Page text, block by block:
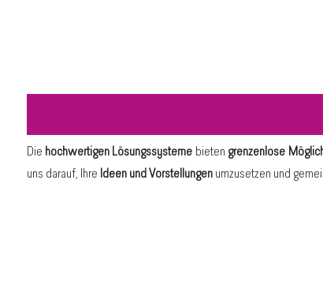
Die hochwertigen Lösungssysteme bieten grenzenlose
uns darauf, Ihre Ideen und Vorstellungen umzusetzen und